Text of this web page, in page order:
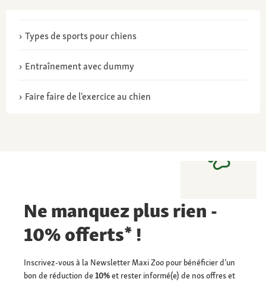
Types de sports pour chiens
Entraînement avec dummy
Faire faire de l'exercice au chien
Ne manquez plus rien -
10% offerts* !
Inscrivez-vous à la Newsletter Maxi Zoo pour bénéficier d’un
bon de réduction de10%et rester informé(e) de nos offres et